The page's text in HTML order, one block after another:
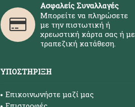
Ασφαλείς Συναλλαγές
Μπορείτε να πληρώσετε
με την πιστωτική ή
χρεωστική κάρτα σας ή με
τραπεζική κατάθεση.
ΥΠΟΣΤΉΡΙΞΗ
Επικοινωνήστε μαζί μας